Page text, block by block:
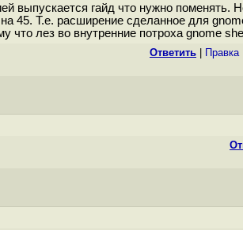
выпускается гайд что нужно поменять.
45. Т.е. расширение сделанное для
что лез во внутренние потроха gnome
Ответить Правка|